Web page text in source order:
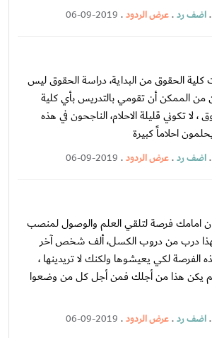
.اضف رد.عرض الردود.
06-09-2019
كلية الحقوق من البداية، دراسة الحقوق ليس
من الممكن أن تقومي بالتدريس بأي كلية
، لا تكوني قليلة الاحلام، الناجحون في هذه
احلاماً كبيرة
.اضف رد.عرض الردود.
06-09-2019
امامك فرصة لتلقي العلم والوصول لمنصب
درب من دروب الكسل، ألف شخص آخر
الفرصة لكي يعيشوها ولكنك لا تريدينها ،
لم يكن هذا من أجلك فمن أجل كل من وضعوا
.اضف رد.عرض الردود.
06-09-2019